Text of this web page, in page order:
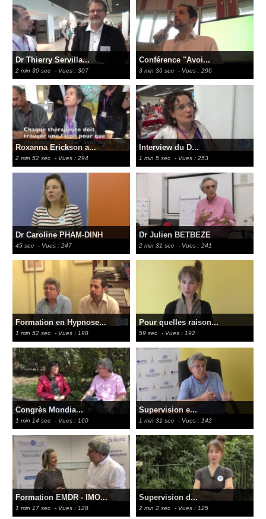
Dr Thierry Servilla...
2 min 30 sec - Vues : 307
Conférence "Avoi...
3 min 36 sec - Vues : 296
Roxanna Erickson a...
2 min 52 sec - Vues : 294
Interview du D...
1 min 5 sec - Vues : 253
Dr Caroline PHAM-DINH
45 sec - Vues : 247
Dr Julien BETBEZE
2 min 31 sec - Vues : 241
Formation en Hypnose...
1 min 52 sec - Vues : 198
Pour quelles raison...
59 sec - Vues : 192
Congrès Mondia...
1 min 14 sec - Vues : 160
Supervision e...
1 min 31 sec - Vues : 142
Formation EMDR - IMO...
1 min 17 sec - Vues : 128
Supervision d...
2 min 2 sec - Vues : 125